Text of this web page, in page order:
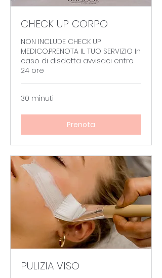
CHECK UP CORPO
NON INCLUDE CHECK UP
MEDICO.PRENOTA IL TUO SERVIZIO In
caso di disdetta avvisaci entro
24 ore
30 minuti
Prenota
PULIZIA VISO